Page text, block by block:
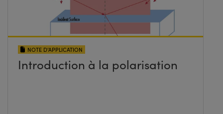
NOTE D’APPLICATION
Introduction à la polarisation